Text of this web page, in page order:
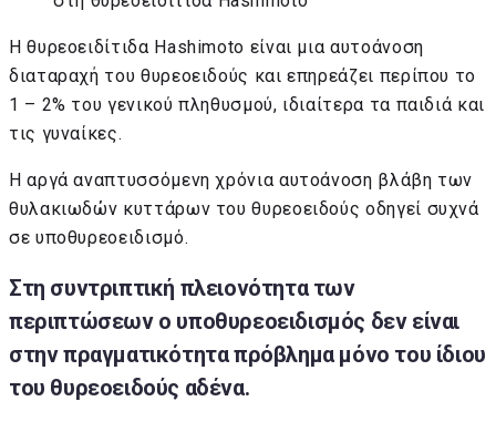
Η θυρεοειδίτιδα Hashimoto είναι μια αυτοάνοση
διαταραχή του θυρεοειδούς και επηρεάζει περίπου το
1 – 2% του γενικού πληθυσμού, ιδιαίτερα τα παιδιά και
τις γυναίκες.
Η αργά αναπτυσσόμενη χρόνια αυτοάνοση βλάβη των
θυλακιωδών κυττάρων του θυρεοειδούς οδηγεί συχνά
σε υποθυρεοειδισμό.
Στη συντριπτική πλειονότητα των
περιπτώσεων ο υποθυρεοειδισμός δεν είναι
στην πραγματικότητα πρόβλημα μόνο του ίδιου
του θυρεοειδούς αδένα.